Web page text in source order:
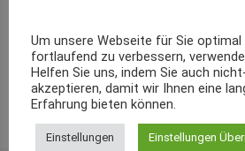
Edit or delete it, then start
Um unsere Webseite für Sie
fortlaufend zu verbessern,
Helfen Sie uns, indem Sie auch
akzeptieren, damit wir Ihnen eine
Erfahrung bieten können.
Einstellungen Einstellungen